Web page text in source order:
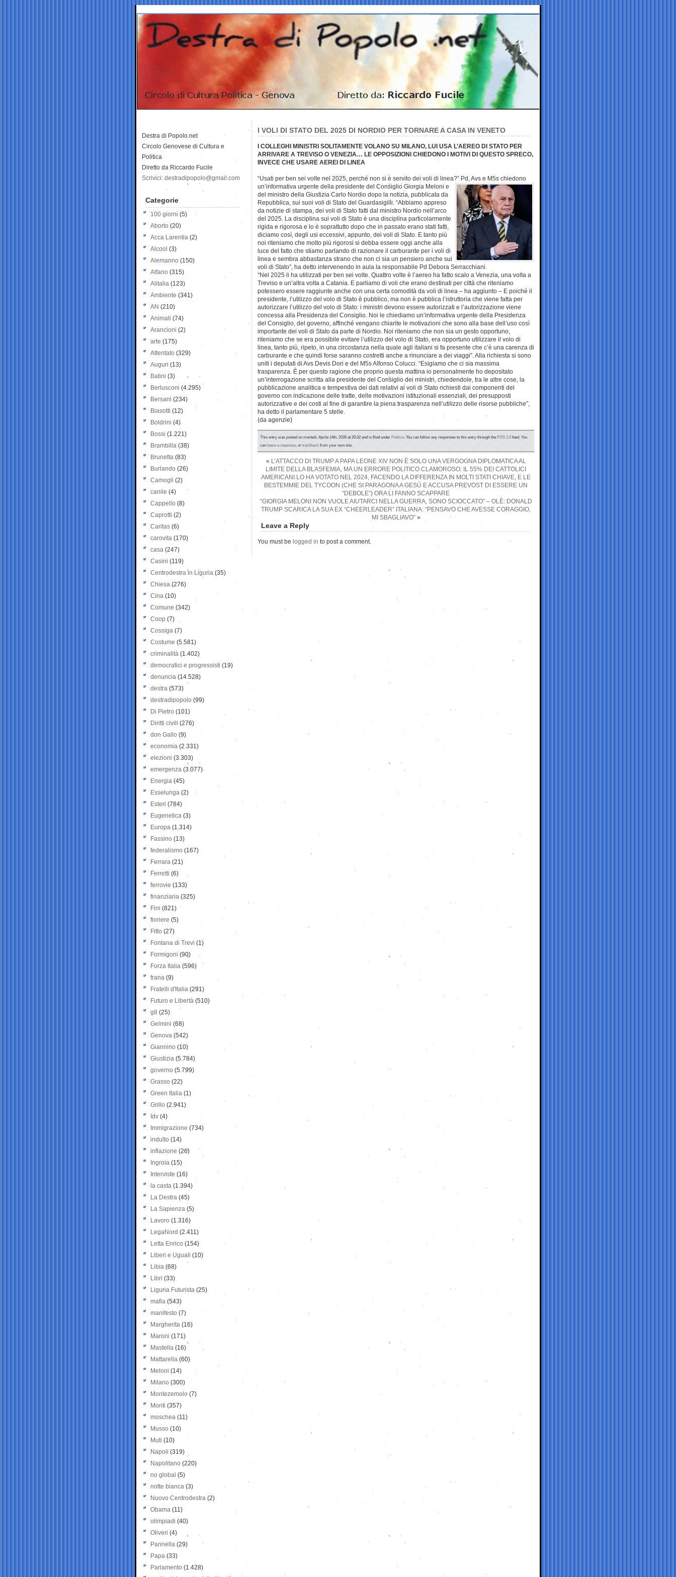
I VOLI DI STATO DEL 2025 DI NORDIO PER TORNARE A CASA IN VENETO
I COLLEGHI MINISTRI SOLITAMENTE VOLANO SU MILANO, LUI USA L’AEREO DI STATO PER
ARRIVARE A TREVISO O VENEZIA… LE OPPOSIZIONI CHIEDONO I MOTIVI DI QUESTO SPRECO,
INVECE CHE USARE AEREI DI LINEA
“Usati per ben sei volte nel 2025, perché non si è servito dei voli di linea?” Pd, Avs e M5s chiedono
un’informativa urgente della presidente del Consiglio Giorgia Meloni e
del ministro della Giustizia Carlo Nordio dopo la notizia, pubblicata da
Repubblica, sui suoi voli di Stato del Guardasigilli. “Abbiamo appreso
da notizie di stampa, dei voli di Stato fatti dal ministro Nordio nell’arco
del 2025. La disciplina sui voli di Stato è una disciplina particolarmente
rigida e rigorosa e lo è soprattutto dopo che in passato erano stati fatti,
diciamo così, degli usi eccessivi, appunto, dei voli di Stato. E tanto più
noi riteniamo che molto più rigorosi si debba essere oggi anche alla
luce del fatto che stiamo parlando di razionare il carburante per i voli di
linea e sembra abbastanza strano che non ci sia un pensiero anche sui
voli di Stato”, ha detto intervenendo in aula la responsabile Pd Debora Serracchiani.
“Nel 2025 li ha utilizzati per ben sei volte. Quattro volte è l’aereo ha fatto scalo a Venezia, una volta a
Treviso e un’altra volta a Catania. E parliamo di voli che erano destinati per città che riteniamo
potessero essere raggiunte anche con una certa comodità da voli di linea – ha aggiunto – E poiché il
presidente, l’utilizzo del volo di Stato è pubblico, ma non è pubblica l’istruttoria che viene fatta per
autorizzare l’utilizzo del volo di Stato: i ministri devono essere autorizzati e l’autorizzazione viene
concessa alla Presidenza del Consiglio. Noi le chiediamo un’informativa urgente della Presidenza
del Consiglio, del governo, affinché vengano chiarite le motivazioni che sono alla base dell’uso così
importante dei voli di Stato da parte di Nordio. Noi riteniamo che non sia un gesto opportuno,
riteniamo che se era possibile evitare l’utilizzo del volo di Stato, era opportuno utilizzare il volo di
linea, tanto più, ripeto, in una circostanza nella quale agli italiani si fa presente che c’è una carenza di
carburante e che quindi forse saranno costretti anche a rinunciare a dei viaggi”. Alla richiesta si sono
uniti i deputati di Avs Devis Dori e del M5s Alfonso Colucci. “Esigiamo che ci sia massima
trasparenza. È per questo ragione che proprio questa mattina io personalmente ho depositato
un’interrogazione scritta alla presidente del Consiglio dei ministri, chiedendole, tra le altre cose, la
pubblicazione analitica e tempestiva dei dati relativi ai voli di Stato richiesti dai componenti del
governo con indicazione delle tratte, delle motivazioni istituzionali essenziali, dei presupposti
autorizzative e dei costi al fine di garantire la piena trasparenza nell’utilizzo delle risorse pubbliche”,
ha detto il parlamentare 5 stelle.
(da agenzie)
This entry was posted on martedì, Aprile 14th, 2026 at 20:32 and is filed underPolitica. You can follow any responses to this entry through theRSS 2.0feed. You
canleave a response, ortrackbackfrom your own site.
« L’ATTACCO DI TRUMP A PAPA LEONE XIV NON È SOLO UNA VERGOGNA DIPLOMATICA AL
LIMITE DELLA BLASFEMIA, MA UN ERRORE POLITICO CLAMOROSO: IL 55% DEI CATTOLICI
AMERICANI LO HA VOTATO NEL 2024, FACENDO LA DIFFERENZA IN MOLTI STATI CHIAVE, E LE
BESTEMMIE DEL TYCOON (CHE SI PARAGONA A GESÙ E ACCUSA PREVOST DI ESSERE UN
“DEBOLE”) ORA LI FANNO SCAPPARE
“GIORGIA MELONI NON VUOLE AIUTARCI NELLA GUERRA, SONO SCIOCCATO” – OLÈ: DONALD
TRUMP SCARICA LA SUA EX “CHEERLEADER” ITALIANA: “PENSAVO CHE AVESSE CORAGGIO,
MI SBAGLIAVO”»
Leave a Reply
You must be logged in to post a comment.
Destra di Popolo.net
Circolo Genovese di Cultura e
Politica
Diretto da Riccardo Fucile
Scrivici: destradipopolo@gmail.com
Categorie
100 giorni (5)
Aborto (20)
Acca Larentia (2)
Alcool (3)
Alemanno (150)
Alfano (315)
Alitalia (123)
Ambiente (341)
AN (210)
Animali (74)
Arancioni (2)
arte (175)
Attentato (329)
Auguri (13)
Batini (3)
Berlusconi (4.295)
Bersani (234)
Biasotti (12)
Boldrini (4)
Bossi (1.221)
Brambilla (38)
Brunetta (83)
Burlando (26)
Camogli (2)
canile (4)
Cappello (8)
Caprotti (2)
Caritas (6)
carovita (170)
casa (247)
Casini (119)
Centrodestra in Liguria (35)
Chiesa (276)
Cina (10)
Comune (342)
Coop (7)
Cossiga (7)
Costume (5.581)
criminalità (1.402)
democratici e progressisti (19)
denuncia (14.528)
destra (573)
destradipopolo (99)
Di Pietro (101)
Diritti civili (276)
don Gallo (9)
economia (2.331)
elezioni (3.303)
emergenza (3.077)
Energia (45)
Esselunga (2)
Esteri (784)
Eugenetica (3)
Europa (1.314)
Fassino (13)
federalismo (167)
Ferrara (21)
Ferretti (6)
ferrovie (133)
finanziaria (325)
Fini (821)
fioriere (5)
Fitto (27)
Fontana di Trevi (1)
Formigoni (90)
Forza Italia (596)
frana (9)
Fratelli d'Italia (291)
Futuro e Libertà (510)
g8 (25)
Gelmini (68)
Genova (542)
Giannino (10)
Giustizia (5.784)
governo (5.799)
Grasso (22)
Green Italia (1)
Grillo (2.941)
Idv (4)
Immigrazione (734)
indulto (14)
inflazione (26)
Ingroia (15)
Interviste (16)
la casta (1.394)
La Destra (45)
La Sapienza (5)
Lavoro (1.316)
LegaNord (2.411)
Letta Enrico (154)
Liberi e Uguali (10)
Libia (68)
Libri (33)
Liguria Futurista (25)
mafia (543)
manifesto (7)
Margherita (16)
Maroni (171)
Mastella (16)
Mattarella (60)
Meloni (14)
Milano (300)
Montezemolo (7)
Monti (357)
moschea (11)
Musso (10)
Muti (10)
Napoli (319)
Napolitano (220)
no global (5)
notte bianca (3)
Nuovo Centrodestra (2)
Obama (11)
olimpiadi (40)
Oliveri (4)
Pannella (29)
Papa (33)
Parlamento (1.428)